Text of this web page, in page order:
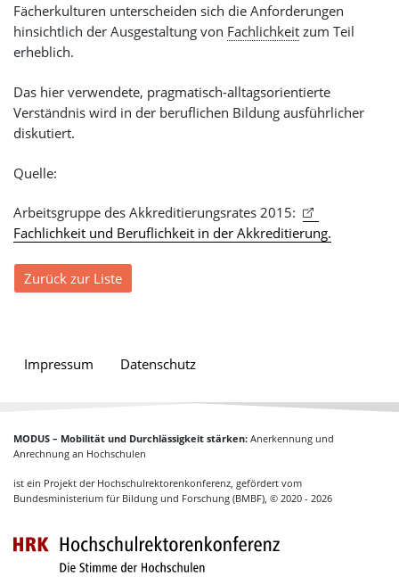
Fächerkulturen unterscheiden sich die Anforderungen
hinsichtlich der Ausgestaltung von Fachlichkeit zum Teil
erheblich.
Das hier verwendete, pragmatisch-alltagsorientierte
Verständnis wird in der beruflichen Bildung ausführlicher
diskutiert.
Quelle:
Arbeitsgruppe des Akkreditierungsrates 2015:
Fachlichkeit und Beruflichkeit in der Akkreditierung.
Zurück zur Liste
Impressum Datenschutz
MODUS – Mobilität und Durchlässigkeit stärken: Anerkennung und
Anrechnung an Hochschulen
ist ein Projekt der Hochschulrektorenkonferenz, gefördert vom
Bundesministerium für Bildung und Forschung (BMBF), © 2020 - 2026